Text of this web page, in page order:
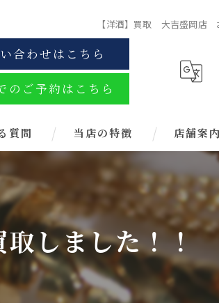
【洋酒】買取 大吉盛岡店
合わせはこちら
のご予約はこちら
質問 当店の特徴
ブランド
お酒
金券
店舗案内
しました！！